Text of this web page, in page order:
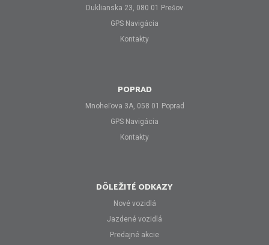
Duklianska 23, 080 01 Prešov
GPS Navigácia
Kontakty
POPRAD
Mnoheľova 3A, 058 01 Poprad
GPS Navigácia
Kontakty
DÔLEŽITÉ ODKAZY
Nové vozidlá
Jazdené vozidlá
Predajné akcie